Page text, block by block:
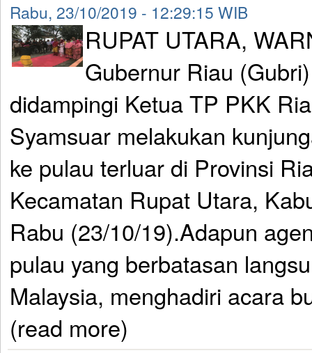
Rabu, 23/10/2019 - 12:29:15 WIB
RUPAT UTARA,
Gubernur Riau
didampingi Ketua TP PKK
Syamsuar melakukan
ke pulau terluar di Provinsi
Kecamatan Rupat Utara,
Rabu (23/10/19).Adapun
pulau yang berbatasan
Malaysia, menghadiri acara
(read more)